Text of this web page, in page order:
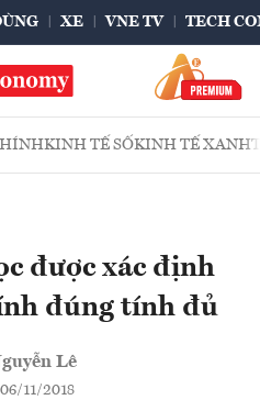
XE VNE TV TECH
KINH TẾ SỐKINH TẾ XANH
được xác định
đúng tính đủ
Lê
11/2018